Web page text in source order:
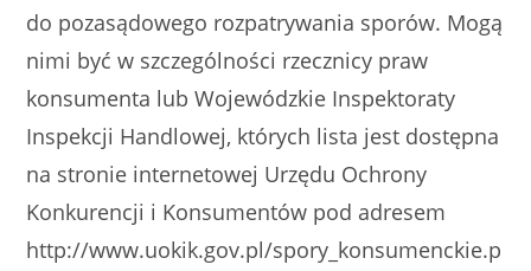
do pozasądowego rozpatrywania sporów. Mogą
nimi być w szczególności rzecznicy praw
konsumenta lub Wojewódzkie Inspektoraty
Inspekcji Handlowej, których lista jest dostępna
na stronie internetowej Urzędu Ochrony
Konkurencji i Konsumentów pod adresem
http://www.uokik.gov.pl/spory_konsumenckie.p